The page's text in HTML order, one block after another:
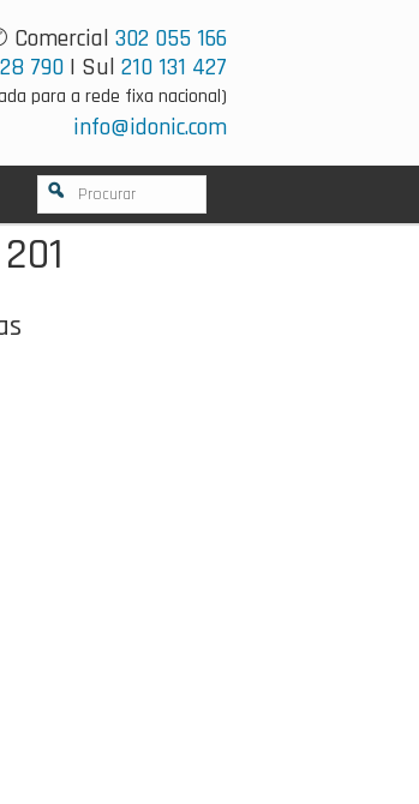
Comercial 302 055 166
790 | Sul 210 131 427
para a rede fixa nacional)
info@idonic.com